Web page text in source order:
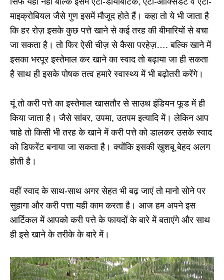
माइक्रोबियल जैसे गुण इसमें मौजूद होते हैं। कहा तो ये भी जाता है
कि हर रोज़ इसके कुछ पत्ते खाने से कई तरह की बीमारियों से बचा
जा सकता है। तो फिर ऐसी चीज़ से कैसा परहेज़…. बल्कि खाने में
इसका भरपूर इस्तेमाल कर खाने का स्वाद तो बढ़ाया जा ही सकता
है साथ ही इसके पोषक तत्व हमारे स्वास्थ्य में भी बढ़ोतरी करेंगे।
यूं तो करी पत्ते का इस्तेमाल खासतौर से साउथ इंडियन फूड में ही
किया जाता है। जैसे सांबर, उपमा, उतपम इत्यादि में। लेकिन आप
चाहे तो किसी भी तरह के खाने में करी पत्ते को डालकर उसके स्वाद
को डिफरेंट बनाया जा सकता है। क्योंकि इसकी खुशबू बेहद अलग
होती है।
वहीं स्वाद के साथ-साथ अगर सेहत भी बढ़ जाएं तो मानो सोने पर
सुहागा और करी पत्ता यही काम करता है। आज हम अपने इस
आर्टिकल में आपको करी पत्ते के फायदों के बारे में बताएंगे और साथ
ही इसे खाने के तरीके के बारे में।